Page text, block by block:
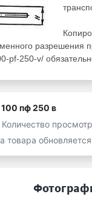
разрешения
pf-250-v/
пф 250 в
Количество
товара